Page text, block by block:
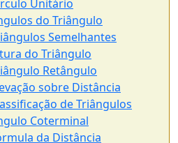
Unitário
do Triângulo
Semelhantes
do Triângulo
Retângulo
sobre Distância
de Triângulos
Coterminal
da Distância